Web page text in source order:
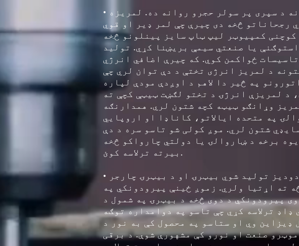
• د لمریزې انرژۍ حجرې او تختې (انعطاف منونکي او سخت). څیړنه د سپری پر سولر حجرو روانه ده. لمریزه
رجحاناتو څخه دی چیرې چې لمر ډیر او قوي
کمپیوټر لیپ ټاپ سایز پینلونو څخه
یا صنعتي سیمې بریښنا کړي. تولید
ځواکمن کوي. که چیرې اضافي انرژي
د لمریز انرژی تختې د دې توان لري چې
په څیر دا لاهم د اوږدې مودې لپاره
د لمریزې انرژۍ د تختو لګښت ټیټې کچې ته
وړانګو ټیټه کچه شتون لري. همدارنګه
په متحده ایالاتو، کاناډا او اروپايي
شتون لري. موږ کولی شو تاسو سره د دې
برخه د ښاروالۍ یا دولتي چارواکو څخه
بیرته ترلاسه کوئ.
• موږ د اوږد عمر سره د ریچارج وړ بیټرۍ هم ورکوو. موږ دودیز تولید شوي بیټرۍ او د بیټرۍ چارجر
ته اړتیا ولري. زموږ ځینې پیرودونکي په
پیرودونکي د دوی څخه د بیټرۍ په شمول د
ترلاسه کړي چې تاسو په دوامداره توګه
ډیزاین وي او ستاسو په محصول کې به نور د
صنعت او نورو کې مشهورې شوې. د برقی